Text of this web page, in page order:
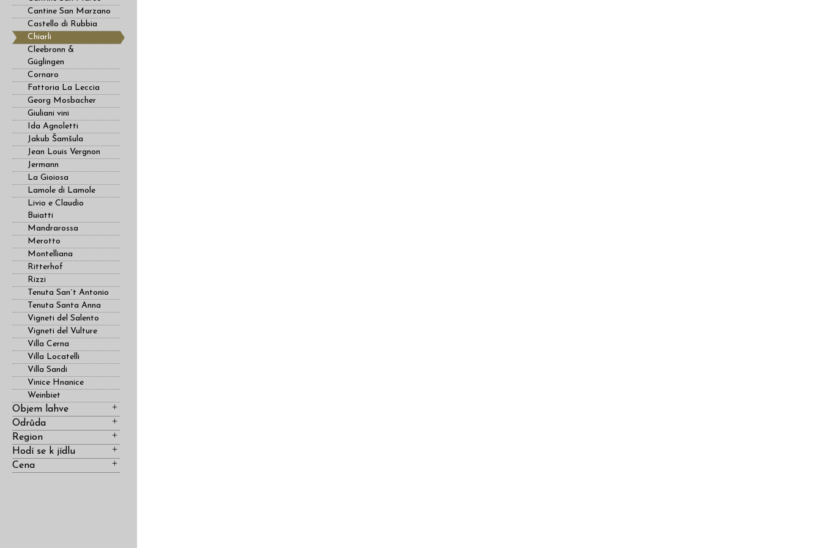
Cantine San Marzano
Castello di Rubbia
Chiarli
Cleebronn &
Güglingen
Cornaro
Fattoria La Leccia
Georg Mosbacher
Giuliani vini
Ida Agnoletti
Jakub Šamšula
Jean Louis Vergnon
Jermann
La Gioiosa
Lamole di Lamole
Livio e Claudio
Buiatti
Mandrarossa
Merotto
Montelliana
Ritterhof
Rizzi
Tenuta San´t Antonio
Tenuta Santa Anna
Vigneti del Salento
Vigneti del Vulture
Villa Cerna
Villa Locatelli
Villa Sandi
Vinice Hnanice
Weinbiet
Objem lahve
Odrůda
Region
Hodí se k jídlu
Cena